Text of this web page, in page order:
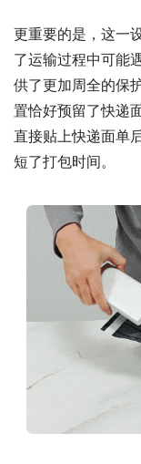
更重要的是，这一
了运输过程中可能
供了更加周全的保
置恰好预留了快递
直接贴上快递面单
短了打包时间。